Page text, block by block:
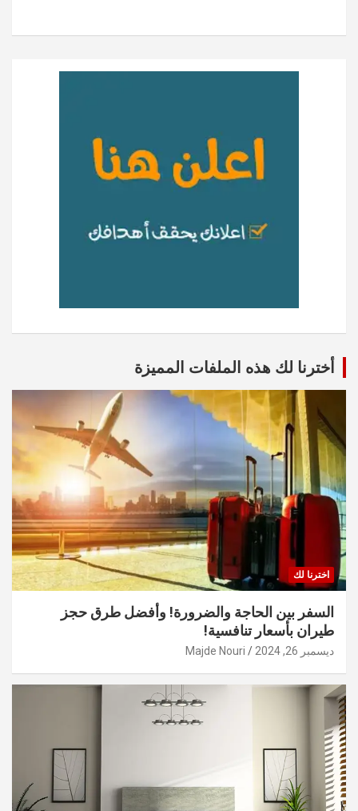
أخترنا لك هذه الملفات المميزة
اخترنا لك
السفر بين الحاجة والضرورة! وأفضل طرق حجز
طيران بأسعار تنافسية!
ديسمبر 26, 2024 Majde Nouri